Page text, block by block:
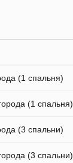
(1 спальня)
(1 спальня)
(3 спальни)
(3 спальни)